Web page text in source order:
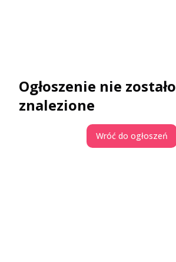
Ogłoszenie nie zostało
znalezione
Wróć do ogłoszeń